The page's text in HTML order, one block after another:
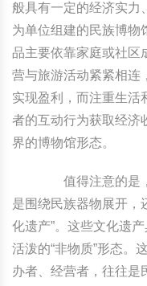
般具有一定的经济实力
为单位组建的民族博物
品主要依靠家庭或社区
营与旅游活动紧紧相连
实现盈利，而注重生活
者的互动行为获取经济
界的博物馆形态。
值得注意的是，
是围绕民族器物展开，
化遗产”。这些文化遗
活泼的“非物质”形态。
办者、经营者，往往是